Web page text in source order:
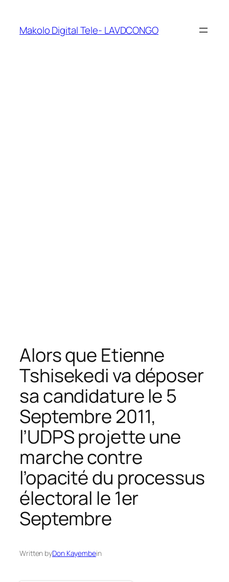
Makolo Digital Tele- LAVDCONGO
Alors que Etienne
Tshisekedi va déposer
sa candidature le 5
Septembre 2011,
l’UDPS projette une
marche contre
l’opacité du processus
électoral le 1er
Septembre
Written byDon Kayembein